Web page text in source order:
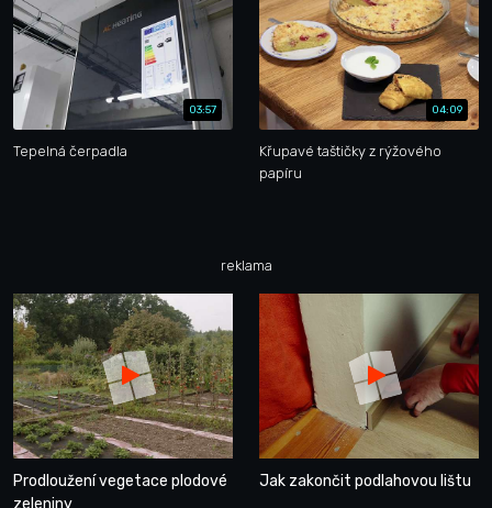
03:57
Tepelná čerpadla
04:09
Křupavé taštičky z rýžového
papíru
reklama
Prodloužení vegetace plodové
zeleniny
Jak zakončit podlahovou lištu